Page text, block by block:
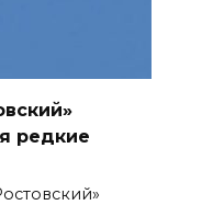
редкие